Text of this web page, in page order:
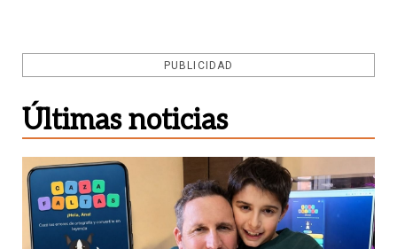
PUBLICIDAD
Últimas noticias